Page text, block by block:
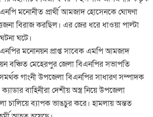
মনোনীত প্রার্থী আমজাদ হোসেনকে ঘোষণা
বিরাজ করছিল। এর জের ধরে ধাওয়া পাল্টা
ঘটে।
মনোনয়ন প্রাপ্ত সাবেক এমপি আমজাদ
বঞ্চিত মেহেরপুর জেলা বিএনপির সভাপতি
গাংনী উপজেলা বিএনপির সাধারণ সম্পাদক
বাহিনীরা দেশীয় অস্ত্র নিয়ে উপজেলা
চালিয়ে ব্যাপক ভাঙচুর করে। হামলায় অন্তত